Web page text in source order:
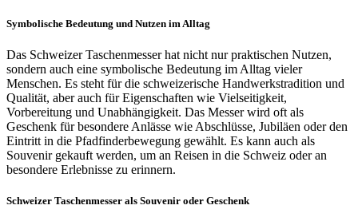
Symbolische Bedeutung und Nutzen im Alltag
Das Schweizer Taschenmesser hat nicht nur praktischen Nutzen,
sondern auch eine symbolische Bedeutung im Alltag vieler
Menschen. Es steht für die schweizerische Handwerkstradition und
Qualität, aber auch für Eigenschaften wie Vielseitigkeit,
Vorbereitung und Unabhängigkeit. Das Messer wird oft als
Geschenk für besondere Anlässe wie Abschlüsse, Jubiläen oder den
Eintritt in die Pfadfinderbewegung gewählt. Es kann auch als
Souvenir gekauft werden, um an Reisen in die Schweiz oder an
besondere Erlebnisse zu erinnern.
Schweizer Taschenmesser als Souvenir oder Geschenk